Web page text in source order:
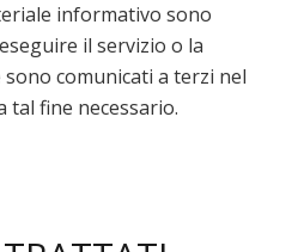
informativo sono
il servizio o la
comunicati a terzi nel
tal fine necessario.